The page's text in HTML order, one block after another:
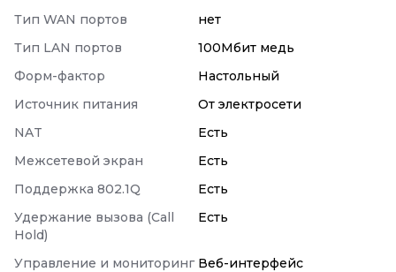
Тип WAN портов
нет
Тип LAN портов
100Мбит медь
Форм-фактор
Настольный
Источник питания
От электросети
NAT
Есть
Межсетевой экран
Есть
Поддержка 802.1Q
Есть
Удержание вызова (Call
Hold)
Есть
Управление и мониторинг Веб-интерфейс